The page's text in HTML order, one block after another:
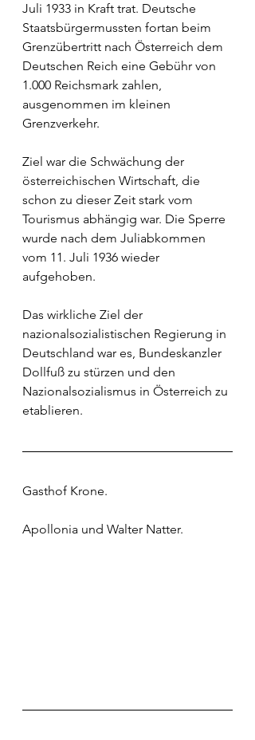
Juli 1933 in Kraft trat. Deutsche
Staatsbürgermussten fortan beim
Grenzübertritt nach Österreich dem
Deutschen Reich eine Gebühr von
1.000 Reichsmark zahlen,
ausgenommen im kleinen
Grenzverkehr.
Ziel war die Schwächung der
österreichischen Wirtschaft, die
schon zu dieser Zeit stark vom
Tourismus abhängig war. Die Sperre
wurde nach dem Juliabkommen
vom 11. Juli 1936 wieder
aufgehoben.
Das wirkliche Ziel der
nazionalsozialistischen Regierung in
Deutschland war es, Bundeskanzler
Dollfuß zu stürzen und den
Nazionalsozialismus in Österreich zu
etablieren.
Gasthof Krone.
Apollonia und Walter Natter.